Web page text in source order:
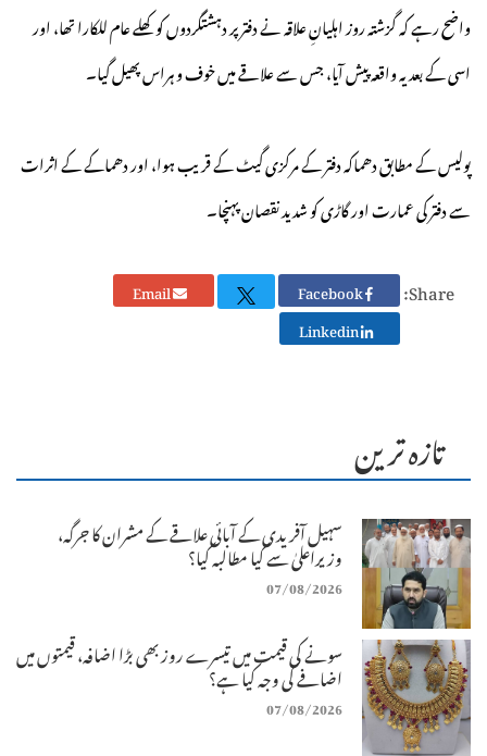
واضح رہے کہ گزشتہ روز اہلیانِ علاقہ نے دفتر پر دہشتگردوں کو کھلے عام للکارا تھا، اور
اسی کے بعد یہ واقعہ پیش آیا، جس سے علاقے میں خوف و ہراس پھیل گیا۔
پولیس کے مطابق دھماکہ دفتر کے مرکزی گیٹ کے قریب ہوا، اور دھماکے کے اثرات
سے دفتر کی عمارت اور گاڑی کو شدید نقصان پہنچا۔
Share:
Email
Linkedin
تازہ ترین
سہیل آفریدی کے آبائی علاقے کے مشران کا جرگہ،
وزیراعلیٰ سے کیا مطالبہ کیا؟
07/08/2026
سونے کی قیمت میں تیسرے روز بھی بڑا اضافہ، قیمتوں میں
اضافے کی وجہ کیا ہے؟
07/08/2026